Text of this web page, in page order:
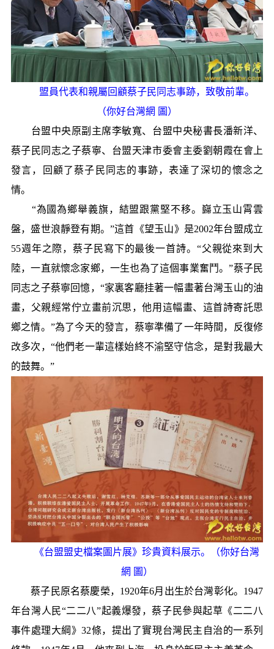
盟員代表和親屬回顧蔡子民同志事跡，致敬前輩。
（你好台灣網 圖）
台盟中央原副主席李敏寬、台盟中央秘書長潘新洋、
蔡子民同志之子蔡寧、台盟天津市委會主委劉朝霞在會上
發言，回顧了蔡子民同志的事跡，表達了深切的懷念之
情。
“為國為鄉舉義旗，結盟跟黨堅不移。巋立玉山霄雲
盤，盛世浪靜登有期。”這首《望玉山》是2002年台盟成立
55週年之際，蔡子民寫下的最後一首詩。“父親從來到大
陸，一直就懷念家鄉，一生也為了這個事業奮鬥。”蔡子民
同志之子蔡寧回憶，“家裏客廳挂著一幅畫著台灣玉山的油
畫，父親經常佇立畫前沉思，他用這幅畫、這首詩寄託思
鄉之情。”為了今天的發言，蔡寧準備了一年時間，反復修
改多次，“他們老一輩這樣始終不渝堅守信念，是對我最大
的鼓舞。”
《台盟盟史檔案圖片展》珍貴資料展示。（你好台灣
網 圖）
蔡子民原名蔡慶榮，1920年6月出生於台灣彰化。1947
年台灣人民“二二八”起義爆發，蔡子民參與起草《二二八
事件處理大綱》32條，提出了實現台灣民主自治的一系列